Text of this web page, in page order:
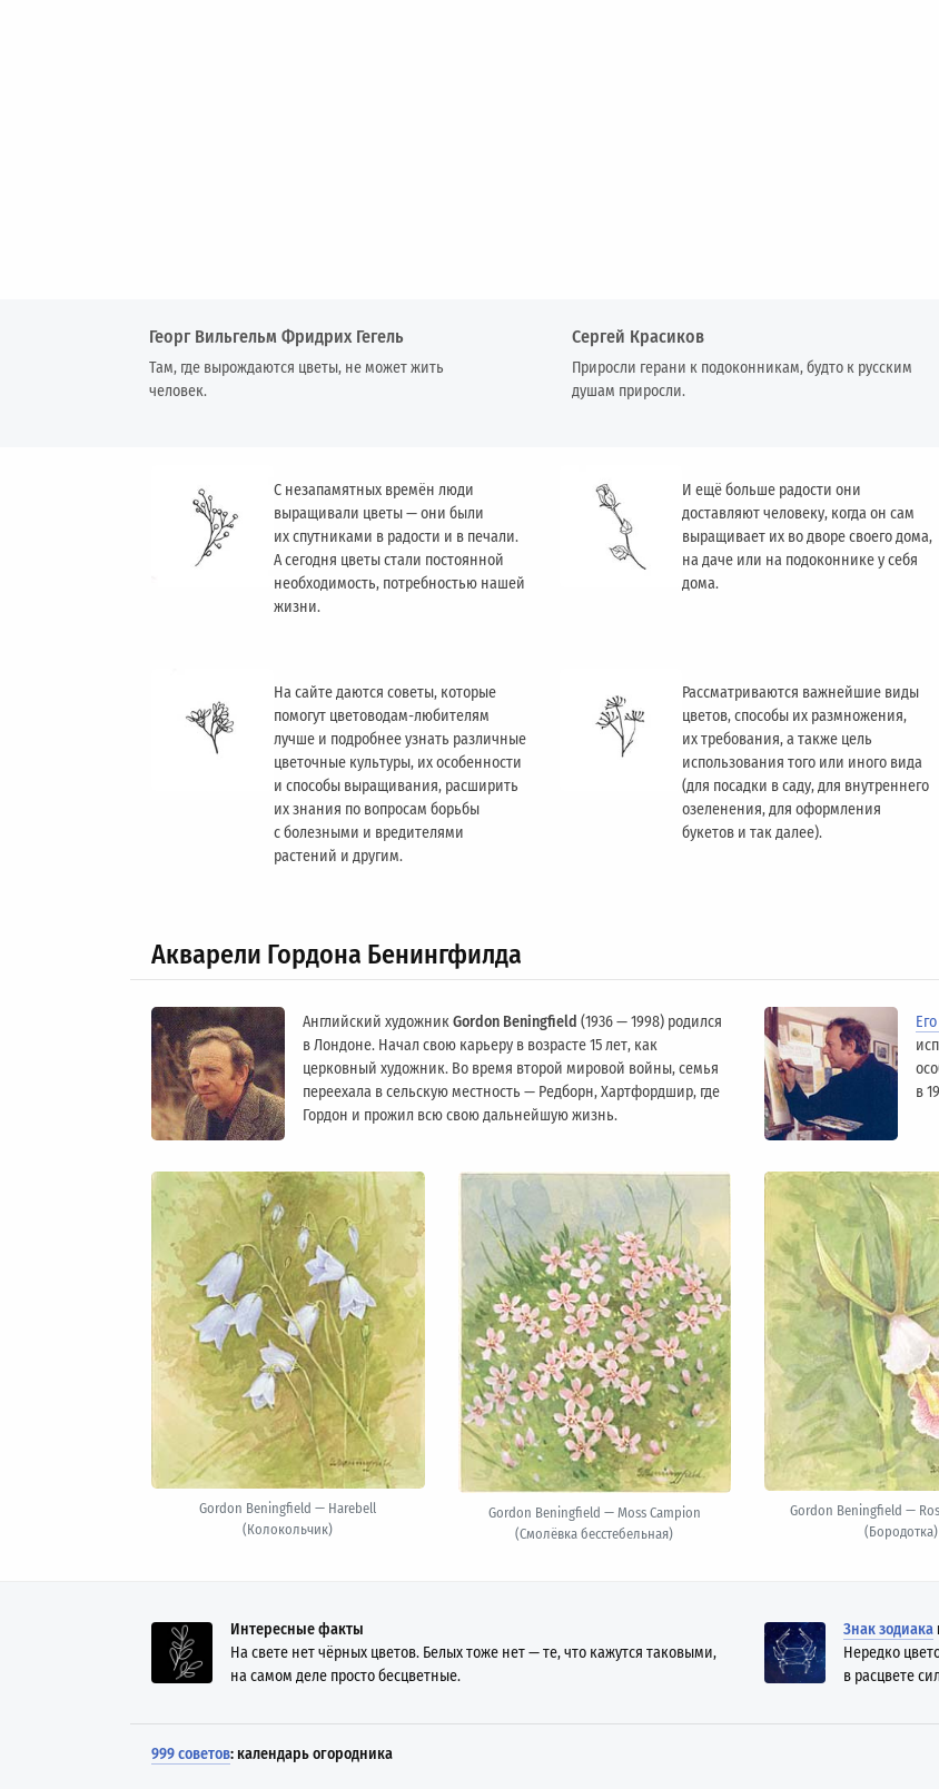
Георг Вильгельм Фридрих Гегель
Там, где вырождаются цветы, не может жить
человек.
Сергей Красиков
Приросли герани к подоконникам, будто к русским
душам приросли.
С незапамятных времён люди
выращивали цветы — они были
их спутниками в радости и в печали.
А сегодня цветы стали постоянной
необходимость, потребностью нашей
жизни.
И ещё больше радости они
доставляют человеку, когда он сам
выращивает их во дворе своего дома,
на даче или на подоконнике у себя
дома.
На сайте даются советы, которые
помогут цветоводам-любителям
лучше и подробнее узнать различные
цветочные культуры, их особенности
и способы выращивания, расширить
их знания по вопросам борьбы
с болезными и вредителями
растений и другим.
Рассматриваются важнейшие виды
цветов, способы их размножения,
их требования, а также цель
использования того или иного вида
(для посадки в саду, для внутреннего
озеленения, для оформления
букетов и так далее).
Акварели Гордона Бенингфилда
Английский художникGordon Beningfield (1936 — 1998) родился
в Лондоне. Начал свою карьеру в возрасте 15 лет, как
церковный художник. Во время второй мировой войны, семья
переехала в сельскую местность — Редборн, Хартфордшир, где
Гордон и прожил всю свою дальнейшую жизнь.
в
Gordon Beningfield — Harebell
(Колокольчик)
Gordon Beningfield — Moss Campion
(Смолёвка бесстебельная)
Gordon Beningfield —
(Бородотка)
Интересные факты
На свете нет чёрных цветов. Белых тоже нет — те, что кажутся таковыми,
на самом деле просто бесцветные.
Знак зодиака
Нередко
в расцвете
999 советов: календарь огородника